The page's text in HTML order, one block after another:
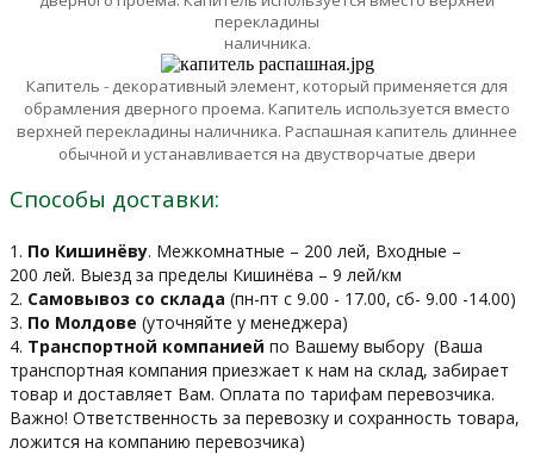
перекладины
наличника.
Капитель - декоративный элемент, который применяется для
обрамления дверного проема. Капитель используется вместо
верхней перекладины наличника. Распашная капитель длиннее
обычной и устанавливается на двустворчатые двери
Способы доставки:
1. По Кишинёву. Межкомнатные – 200 лей, Входные –
200 лей. Выезд за пределы Кишинёва – 9 лей/км
2. Самовывоз со склада (пн-пт с 9.00 - 17.00, сб- 9.00 -14.00)
3. По Молдове (уточняйте у менеджера)
4. Транспортной компанией по Вашему выбору (Ваша
транспортная компания приезжает к нам на склад, забирает
товар и доставляет Вам. Оплата по тарифам перевозчика.
Важно! Ответственность за перевозку и сохранность товара,
ложится на компанию перевозчика)